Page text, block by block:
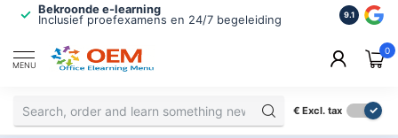
Bekroonde e-learning
Inclusief proefexamens en 24/7 begeleiding
ISO
2.500+
9.1
MENU
0
€ Excl. tax